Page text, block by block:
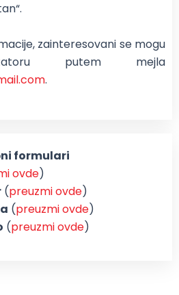
zainteresovani se mogu
putem mejla
.
formulari
ovde)
(preuzmi ovde)
(preuzmi ovde)
(preuzmi ovde)